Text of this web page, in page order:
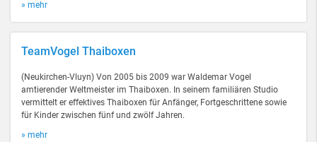
» mehr
TeamVogel Thaiboxen
(Neukirchen-Vluyn) Von 2005 bis 2009 war Waldemar Vogel
amtierender Weltmeister im Thaiboxen. In seinem familiären Studio
vermittelt er effektives Thaiboxen für Anfänger, Fortgeschrittene sowie
für Kinder zwischen fünf und zwölf Jahren.
» mehr